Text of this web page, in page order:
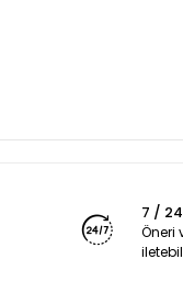
7 / 24
Öneri